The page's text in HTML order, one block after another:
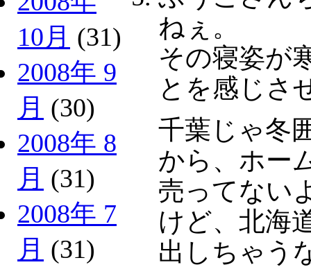
10月 (31)
2008年 9
月 (30)
2008年 8
月 (31)
2008年 7
月 (31)
ねぇ。
その寝姿が
とを感じさ
千葉じゃ冬
から、ホー
売ってない
けど、北海
出しちゃう